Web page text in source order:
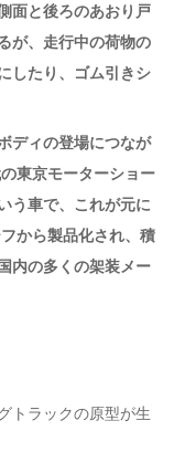
面と後ろのあおり戸
が、走行中の荷物の
したり、ゴム引きシ
ディの登場につなが
東京モーターショー
う車で、これが元に
から製品化され、積
内の多くの架装メー
トラックの原型が生